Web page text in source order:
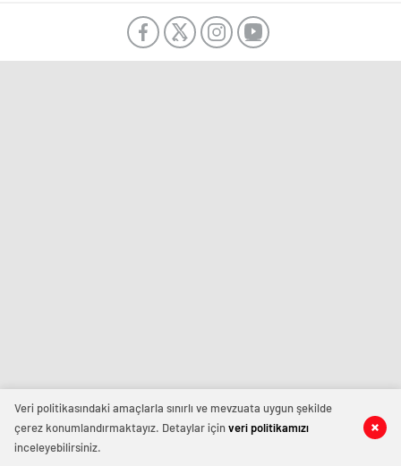
Veri politikasındaki amaçlarla sınırlı ve mevzuata uygun şekilde
çerez konumlandırmaktayız. Detaylar içinveri politikamızı
inceleyebilirsiniz.